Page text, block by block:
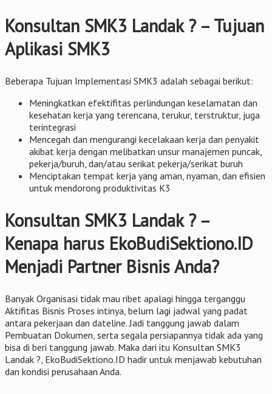
Konsultan SMK3 Landak ? – Tujuan
Aplikasi SMK3
Beberapa Tujuan Implementasi SMK3 adalah sebagai berikut:
Meningkatkan efektifitas perlindungan keselamatan dan
kesehatan kerja yang terencana, terukur, terstruktur, juga
terintegrasi
Mencegah dan mengurangi kecelakaan kerja dan penyakit
akibat kerja dengan melibatkan unsur manajemen puncak,
pekerja/buruh, dan/atau serikat pekerja/serikat buruh
Menciptakan tempat kerja yang aman, nyaman, dan efisien
untuk mendorong produktivitas K3
Konsultan SMK3 Landak ? –
Kenapa harus EkoBudiSektiono.ID
Menjadi Partner Bisnis Anda?
Banyak Organisasi tidak mau ribet apalagi hingga terganggu
Aktifitas Bisnis Proses intinya, belum lagi jadwal yang padat
antara pekerjaan dan dateline. Jadi tanggung jawab dalam
Pembuatan Dokumen, serta segala persiapannya tidak ada yang
bisa di beri tanggung jawab. Maka dari itu Konsultan SMK3
Landak ?, EkoBudiSektiono.ID hadir untuk menjawab kebutuhan
dan kondisi perusahaan Anda.